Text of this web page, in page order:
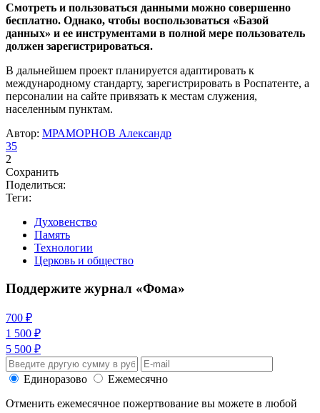
Смотреть и пользоваться данными можно совершенно
бесплатно. Однако, чтобы воспользоваться «Базой
данных» и ее инструментами в полной мере пользователь
должен зарегистрироваться.
В дальнейшем проект планируется адаптировать к
международному стандарту, зарегистрировать в Роспатенте, а
персоналии на сайте привязать к местам служения,
населенным пунктам.
Автор: МРАМОРНОВ Александр
35
2
Сохранить
Поделиться:
Теги:
Духовенство
Память
Технологии
Церковь и общество
Поддержите журнал «Фома»
700 ₽
1 500 ₽
5 500 ₽
Единоразово
Ежемесячно
Отменить ежемесячное пожертвование вы можете в любой